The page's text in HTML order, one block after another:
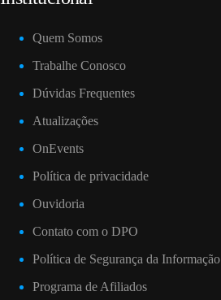
Quem Somos
Trabalhe Conosco
Dúvidas Frequentes
Atualizações
OnEvents
Política de privacidade
Ouvidoria
Contato com o DPO
Política de Segurança da Informação
Programa de Afiliados